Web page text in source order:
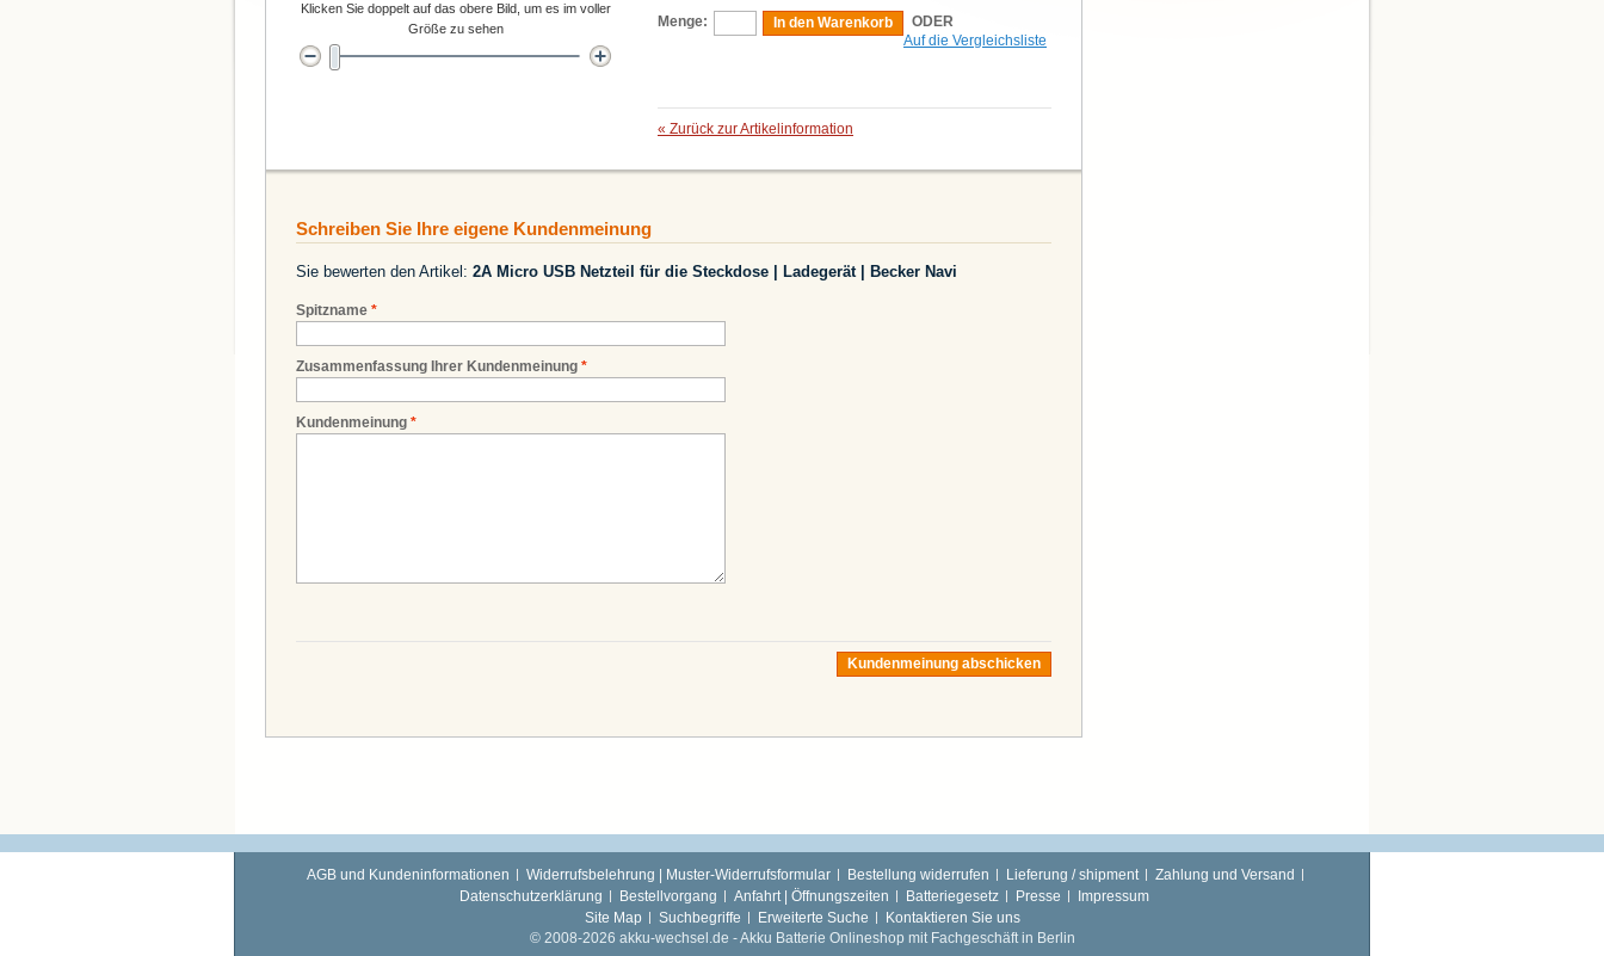
Menge: In den Warenkorb
ODER
Auf die Vergleichsliste
« Zurück zur Artikelinformation
Klicken Sie doppelt auf das obere Bild, um es im voller
Größe zu sehen
Schreiben Sie Ihre eigene Kundenmeinung
Sie bewerten den Artikel: 2A Micro USB Netzteil für die Steckdose | Ladegerät | Becker Navi
*
Spitzname
*
Zusammenfassung Ihrer Kundenmeinung
*
Kundenmeinung
Kundenmeinung abschicken
AGB und Kundeninformationen Widerrufsbelehrung | Muster-Widerrufsformular Bestellung widerrufen Lieferung / shipment
Zahlung und Versand
Datenschutzerklärung
Bestellvorgang Anfahrt | Öffnungszeiten Batteriegesetz Presse
Impressum
Site Map
Suchbegriffe Erweiterte Suche
Kontaktieren Sie uns
© 2008-2026 akku-wechsel.de - Akku Batterie Onlineshop mit Fachgeschäft in Berlin